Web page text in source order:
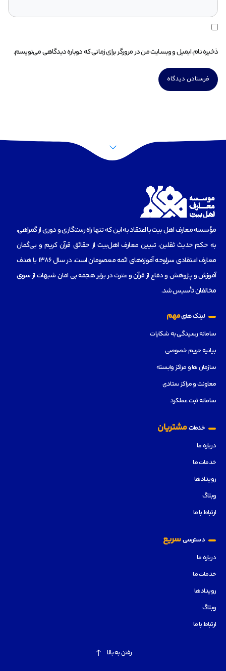
ذخیره نام، ایمیل و وبسایت من در مرورگر برای زمانی که دوباره دیدگاهی می‌نویسم.
مؤسسه‌ معارف اهل بیت با اعتقاد به این که تنها راه رستگاری و دوری از گمراهی،
به حکم حدیث ثقلین، تبیین معارف اهل‌بیت از حقائق قرآن کریم و بی‌گمان
معارف اعتقادی سرلوحه آموزه‌های ائمه معصومان است، در سال 1386 با هدف
آموزش و پژوهش و دفاع از قرآن و عترت در برابر هجمه بی امان شبهات از سوی
مخالفان تأسیس شد.
لینک هایمهم
سامانه رسیدگی به شکایات
بیانیه حریم خصوصی
سازمان ها و مراکز وابسته
معاونت و مراکز ستادی
سامانه ثبت عملکرد
خدماتمشتریان
درباره ما
خدمات ما
رویدادها
وبلاگ
ارتباط با ما
دسترسیسریع
درباره ما
خدمات ما
رویدادها
وبلاگ
ارتباط با ما
رفتن به بالا